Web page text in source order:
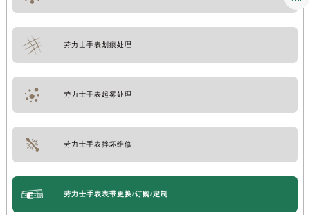
劳力士手表划痕处理
劳力士手表起雾处理
劳力士手表摔坏维修
劳力士手表表带更换/订购/定制